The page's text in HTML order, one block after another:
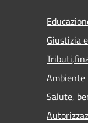
Giustizia
Ambiente
Salute,